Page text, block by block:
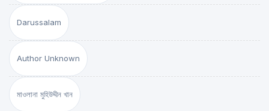
Darussalam
Author Unknown
মাওলানা মুহিউদ্দীন খান